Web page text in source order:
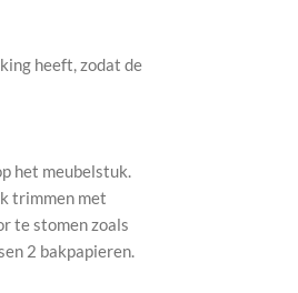
heeft, zodat de
het meubelstuk.
trimmen met
te stomen zoals
2 bakpapieren.